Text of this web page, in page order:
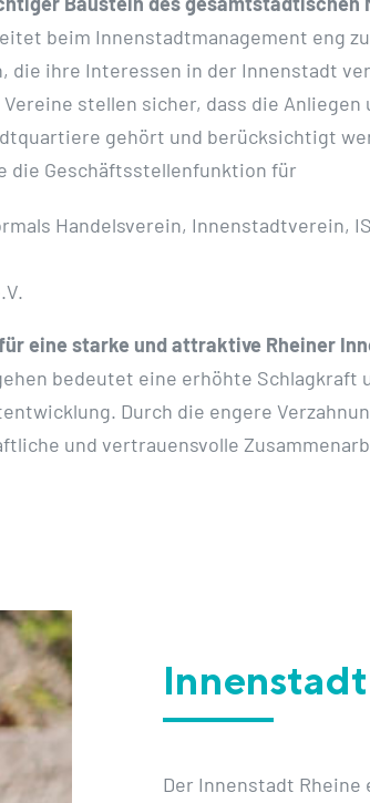
beim Innenstadtmanagement eng
die ihre Interessen in der Innenstadt
stellen sicher, dass die Anliegen
gehört und berücksichtigt
die Geschäftsstellenfunktion für
Handelsverein, Innenstadtverein,
eine starke und attraktive Rheiner
bedeutet eine erhöhte Schlagkraft
Durch die engere
und vertrauensvolle
Der Innenstadt Rheine